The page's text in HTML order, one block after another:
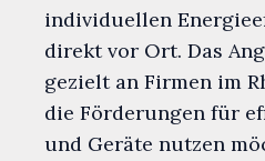
individuellen
direkt vor Ort. Das
gezielt an Firmen im
die Förderungen für
und Geräte nutzen